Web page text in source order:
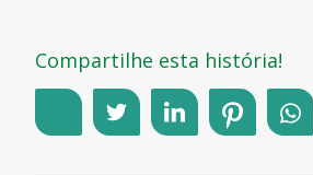
Compartilhe esta história!